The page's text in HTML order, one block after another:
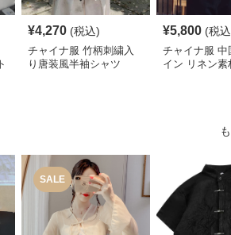
¥4,270 (税込)
チャイナ服 竹柄刺繍入
り唐装風半袖シャツ
¥5,800 (税
チャイナ服 中
イン リネン素
SALE